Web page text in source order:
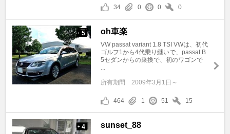
34 0 0 0
+ 5 oh車楽
VW passat variant 1.8 TSI VWは、初代
ゴルフ1から4代乗り継いで、passat B
5セダンからの乗換で、初のワゴンで
...
所有期間 2009年3月1日～
464 1 51 15
+ 4 sunset_88